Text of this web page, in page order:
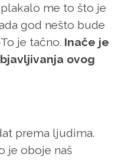
me to što je
god nešto bude
je tačno. Inače je
ovog
prema ljudima.
je oboje naš